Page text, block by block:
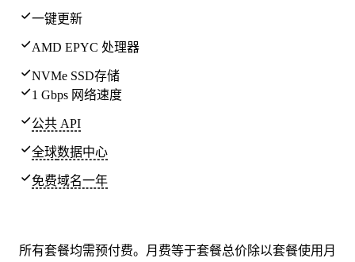
一键更新
AMD EPYC 处理器
NVMe SSD存储
1 Gbps 网络速度
公共 API
全球数据中心
免费域名一年
所有套餐均需预付费。月费等于套餐总价除以套餐使用月